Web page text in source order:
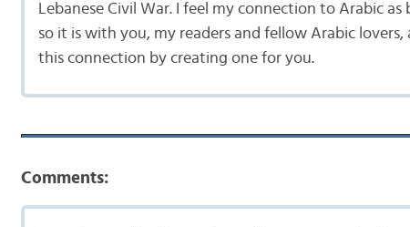
Lebanese Civil War. I feel my connection to Arabic
so it is with you, my readers and fellow Arabic
this connection by creating one for you.
Comments: